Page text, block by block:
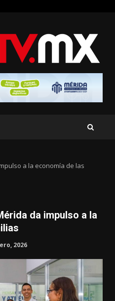
a la economía de las
da impulso a la
2026